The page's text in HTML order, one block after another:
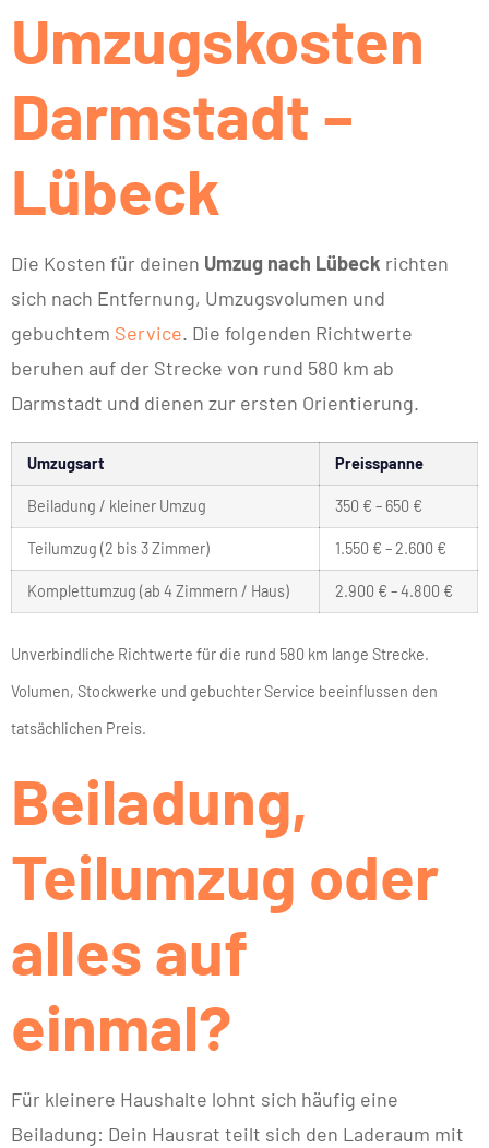
Umzugskosten
Darmstadt –
Lübeck
Die Kosten für deinen Umzug nach Lübeck richten
sich nach Entfernung, Umzugsvolumen und
gebuchtem Service. Die folgenden Richtwerte
beruhen auf der Strecke von rund 580 km ab
Darmstadt und dienen zur ersten Orientierung.
Umzugsart Preisspanne
Beiladung / kleiner Umzug 350 € – 650 €
Teilumzug (2 bis 3 Zimmer) 1.550 € – 2.600 €
Komplettumzug (ab 4 Zimmern / Haus) 2.900 € – 4.800 €
Unverbindliche Richtwerte für die rund 580 km lange Strecke.
Volumen, Stockwerke und gebuchter Service beeinflussen den
tatsächlichen Preis.
Beiladung,
Teilumzug oder
alles auf
einmal?
Für kleinere Haushalte lohnt sich häufig eine
Beiladung: Dein Hausrat teilt sich den Laderaum mit